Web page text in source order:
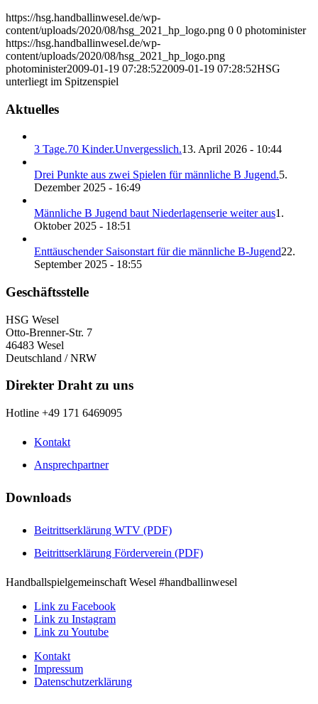
https://hsg.handballinwesel.de/wp-
content/uploads/2020/08/hsg_2021_hp_logo.png 0 0 photominister
https://hsg.handballinwesel.de/wp-
content/uploads/2020/08/hsg_2021_hp_logo.png
photominister2009-01-19 07:28:522009-01-19 07:28:52HSG
unterliegt im Spitzenspiel
Aktuelles
3 Tage.70 Kinder.Unvergesslich.13. April 2026 - 10:44
Drei Punkte aus zwei Spielen für männliche B Jugend.5.
Dezember 2025 - 16:49
Männliche B Jugend baut Niederlagenserie weiter aus1.
Oktober 2025 - 18:51
Enttäuschender Saisonstart für die männliche B-Jugend22.
September 2025 - 18:55
Geschäftsstelle
HSG Wesel
Otto-Brenner-Str. 7
46483 Wesel
Deutschland / NRW
Direkter Draht zu uns
Hotline +49 171 6469095
Kontakt
Ansprechpartner
Downloads
Beitrittserklärung WTV (PDF)
Beitrittserklärung Förderverein (PDF)
Handballspielgemeinschaft Wesel #handballinwesel
Link zu Facebook
Link zu Instagram
Link zu Youtube
Kontakt
Impressum
Datenschutzerklärung